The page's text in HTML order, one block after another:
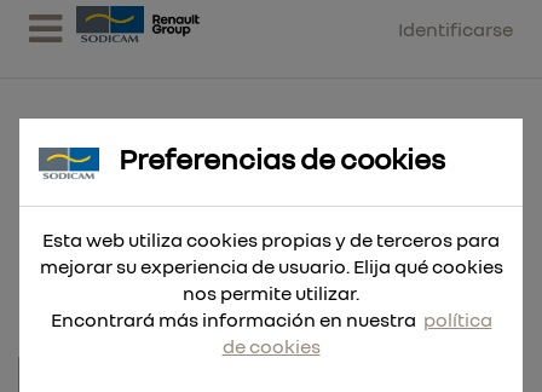
Identificarse
RAC. CONECT.CLIC RECT. 16 MM
5 UND
Preferencias de cookies
Esta web utiliza cookies propias y de terceros para
mejorar su experiencia de usuario. Elija qué cookies
nos permite utilizar.
Encontrará más información en nuestra política
de cookies